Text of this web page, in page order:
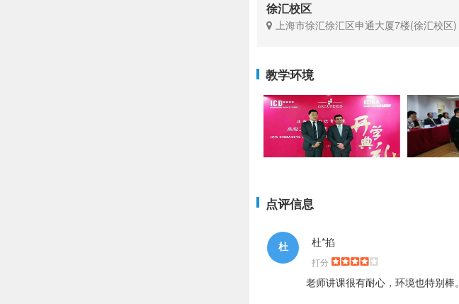
徐汇校区
上海市徐汇徐汇区申通大厦7楼(徐汇校区)
教学环境
点评信息
杜 杜*掐
打分
老师讲课很有耐心，环境也特别棒。